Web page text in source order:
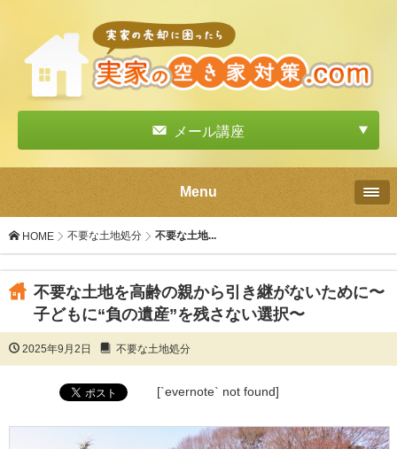
メール講座
Menu
HOME 不要な土地処分 不要な土地...
不要な土地を高齢の親から引き継がないために〜
子どもに“負の遺産”を残さない選択〜
2025年9月2日 不要な土地処分
[`evernote` not found]